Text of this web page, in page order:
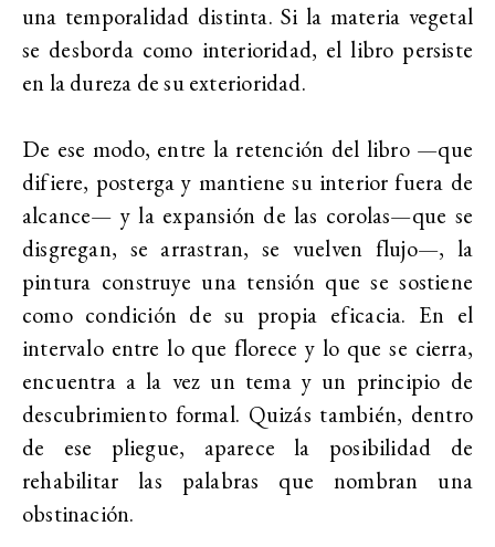
una temporalidad distinta. Si la materia vegetal
se desborda como interioridad, el libro persiste
en la dureza de su exterioridad.
De ese modo, entre la retención del libro —que
difiere, posterga y mantiene su interior fuera de
alcance— y la expansión de las corolas—que se
disgregan, se arrastran, se vuelven flujo—, la
pintura construye una tensión que se sostiene
como condición de su propia eficacia. En el
intervalo entre lo que florece y lo que se cierra,
encuentra a la vez un tema y un principio de
descubrimiento formal. Quizás también, dentro
de ese pliegue, aparece la posibilidad de
rehabilitar las palabras que nombran una
obstinación.